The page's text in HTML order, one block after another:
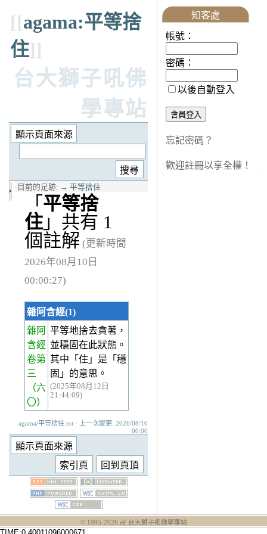
[[agama:平等捨
住]]
台大獅子吼佛
學專站
目前的足跡: → 平等捨住
「 平等捨
住」共有 1
個註解 (更新時間
2026年08月10日
00:00:27)
雜阿含經(1)
雜阿
含經
卷第
三
（六
〇）
平等地捨去貪著，
並穩固在此狀態。
其中「住」是「穩
固」的意思。
(2025年08月12日
21:44:09)
agama/平等捨住.txt · 上一次變更: 2026/08/10
00:00
知客處
帳號：
密碼：
以後自動登入
忘記密碼？
歡迎註冊以享全權！
© 1995-2026 卍 台大獅子吼佛學專站